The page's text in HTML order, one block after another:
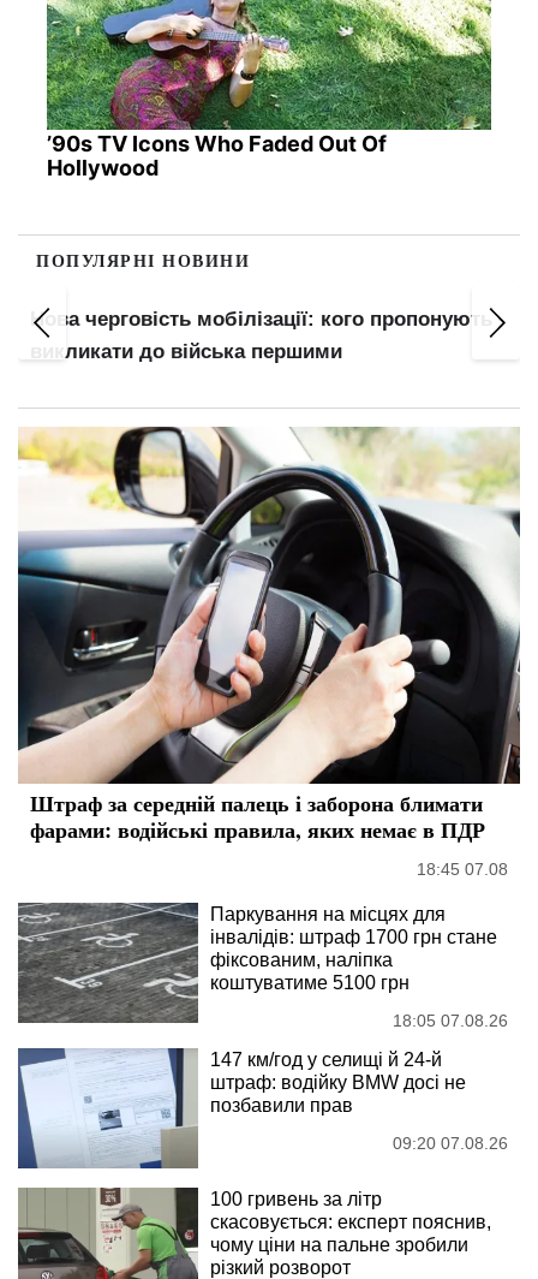
’90s TV Icons Who Faded Out Of
Hollywood
ПОПУЛЯРНІ НОВИНИ
Нова черговість мобілізації: кого пропонують
викликати до війська першими
Штраф за середній палець і заборона блимати
фарами: водійські правила, яких немає в ПДР
18:45 07.08
Паркування на місцях для
інвалідів: штраф 1700 грн стане
фіксованим, наліпка
коштуватиме 5100 грн
18:05 07.08.26
147 км/год у селищі й 24-й
штраф: водійку BMW досі не
позбавили прав
09:20 07.08.26
100 гривень за літр
скасовується: експерт пояснив,
чому ціни на пальне зробили
різкий розворот